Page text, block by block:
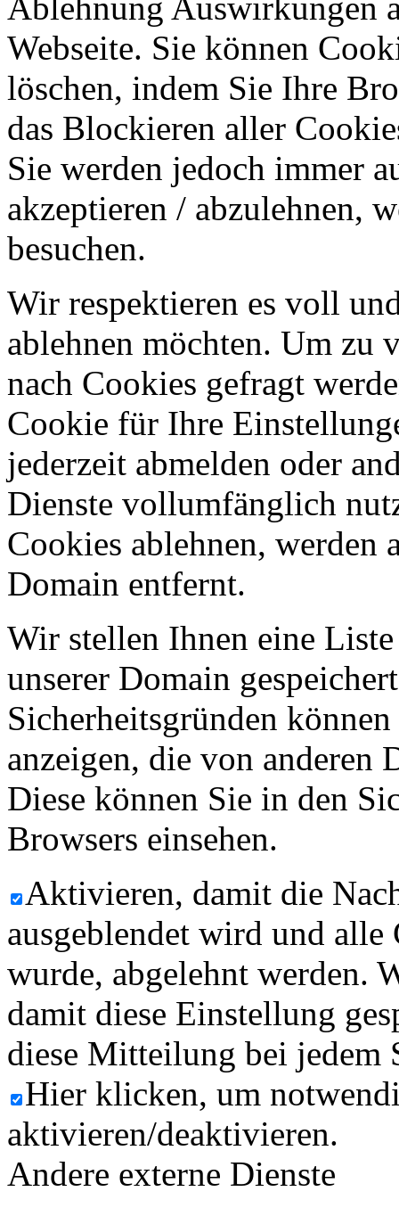
Ablehnung Auswirkungen
Webseite. Sie können
löschen, indem Sie Ihre
das Blockieren aller
Sie werden jedoch immer
akzeptieren / abzulehnen,
besuchen.
Wir respektieren es voll
ablehnen möchten. Um zu
nach Cookies gefragt
Cookie für Ihre
jederzeit abmelden oder
Dienste vollumfänglich
Cookies ablehnen, werden
Domain entfernt.
Wir stellen Ihnen eine
unserer Domain
Sicherheitsgründen
anzeigen, die von anderen
Diese können Sie in den
Browsers einsehen.
Aktivieren, damit die
ausgeblendet wird und
wurde, abgelehnt werden.
damit diese Einstellung
diese Mitteilung bei jedem
Hier klicken, um
aktivieren/deaktivieren.
Andere externe Dienste